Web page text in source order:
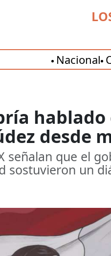
Nacional
desde
señalan que el
sostuvieron un